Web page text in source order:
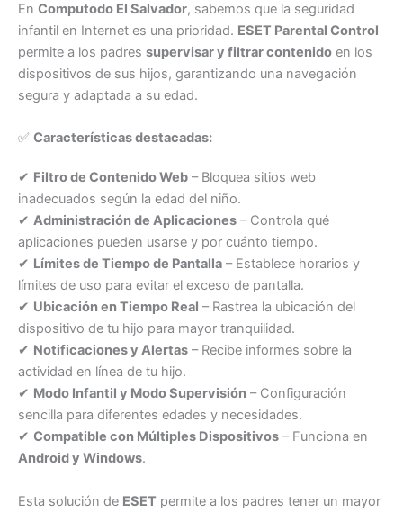
En Computodo El Salvador, sabemos que la seguridad
infantil en Internet es una prioridad. ESET Parental Control
permite a los padres supervisar y filtrar contenido en los
dispositivos de sus hijos, garantizando una navegación
segura y adaptada a su edad.
✅ Características destacadas:
✔ Filtro de Contenido Web – Bloquea sitios web
inadecuados según la edad del niño.
✔ Administración de Aplicaciones – Controla qué
aplicaciones pueden usarse y por cuánto tiempo.
✔ Límites de Tiempo de Pantalla – Establece horarios y
límites de uso para evitar el exceso de pantalla.
✔ Ubicación en Tiempo Real – Rastrea la ubicación del
dispositivo de tu hijo para mayor tranquilidad.
✔ Notificaciones y Alertas – Recibe informes sobre la
actividad en línea de tu hijo.
✔ Modo Infantil y Modo Supervisión – Configuración
sencilla para diferentes edades y necesidades.
✔ Compatible con Múltiples Dispositivos – Funciona en
Android y Windows.
Esta solución de ESET permite a los padres tener un mayor